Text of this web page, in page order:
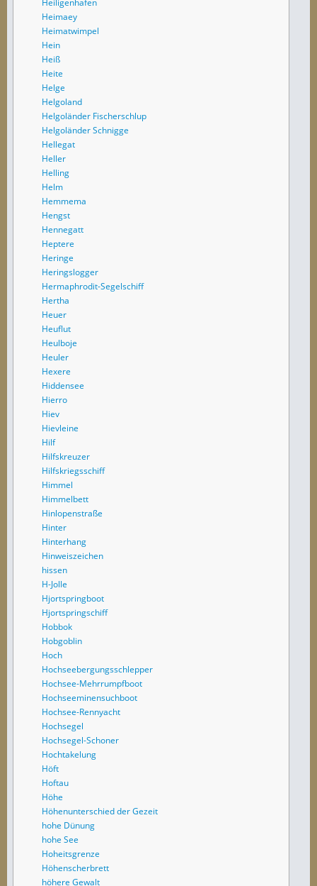
Heimaey
Heimatwimpel
Hein
Heiß
Heite
Helge
Helgoland
Helgoländer Fischerschlup
Helgoländer Schnigge
Hellegat
Heller
Helling
Helm
Hemmema
Hengst
Hennegatt
Heptere
Heringe
Heringslogger
Hermaphrodit-Segelschiff
Hertha
Heuer
Heuflut
Heulboje
Heuler
Hexere
Hiddensee
Hierro
Hiev
Hievleine
Hilf
Hilfskreuzer
Hilfskriegsschiff
Himmel
Himmelbett
Hinlopenstraße
Hinter
Hinterhang
Hinweiszeichen
hissen
H-Jolle
Hjortspringboot
Hjortspringschiff
Hobbok
Hobgoblin
Hoch
Hochseebergungsschlepper
Hochsee-Mehrrumpfboot
Hochseeminensuchboot
Hochsee-Rennyacht
Hochsegel
Hochsegel-Schoner
Hochtakelung
Höft
Hoftau
Höhe
Höhenunterschied der Gezeit
hohe Dünung
hohe See
Hoheitsgrenze
Höhenscherbrett
höhere Gewalt